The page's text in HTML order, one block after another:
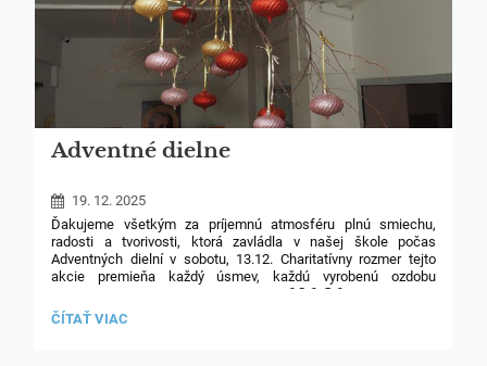
Adventné dielne
19. 12. 2025
Ďakujeme všetkým za príjemnú atmosféru plnú smiechu,
radosti a tvorivosti, ktorá zavládla v našej škole počas
Adventných dielní v sobotu, 13.12. Charitatívny rozmer tejto
akcie premieňa každý úsmev, každú vyrobenú ozdobu
696,36
projekt Adopcia na diaľku (dievčatko z Tanzánie, Juliana
ADVENTNÉ
ČÍTAŤ VIAC